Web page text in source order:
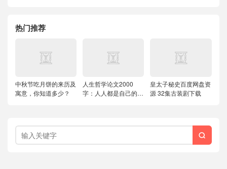
热门推荐
中秋节吃月饼的来历及
寓意，你知道多少？
人生哲学论文2000
字：人人都是自己的哲
皇太子秘史百度网盘资
源 32集古装剧下载
